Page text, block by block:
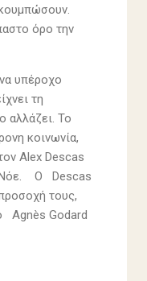
όρο την
υπέροχο
τη
αλλάζει. Το
κοινωνία,
Alex Descas
Νόε. Ο Descas
τους,
Agnès Godard